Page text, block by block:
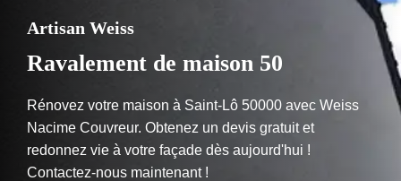
Artisan Weiss
Ravalement de maison 50
Rénovez votre maison à Saint-Lô 50000 avec Weiss
Nacime Couvreur. Obtenez un devis gratuit et
redonnez vie à votre façade dès aujourd'hui !
Contactez-nous maintenant !